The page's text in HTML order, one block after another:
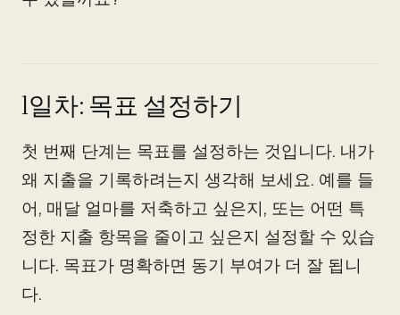
1일차: 목표 설정하기
첫 번째 단계는 목표를 설정하는 것입니다. 내가
왜 지출을 기록하려는지 생각해 보세요. 예를 들
어, 매달 얼마를 저축하고 싶은지, 또는 어떤 특
정한 지출 항목을 줄이고 싶은지 설정할 수 있습
니다. 목표가 명확하면 동기 부여가 더 잘 됩니
다.